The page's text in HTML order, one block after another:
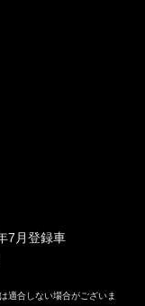
月登録車
適合しない場合がございま